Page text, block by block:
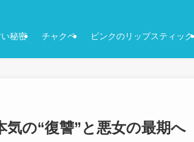
秘密 チャクペ ピンクのリップスティック
の“復讐”と悪女の最期へ